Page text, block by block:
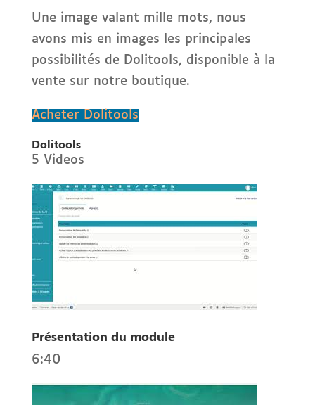
Une image valant mille mots, nous
avons mis en images les principales
possibilités de Dolitools, disponible à la
vente sur notre boutique.
Acheter Dolitools
Dolitools
5 Videos
Présentation du module
6:40